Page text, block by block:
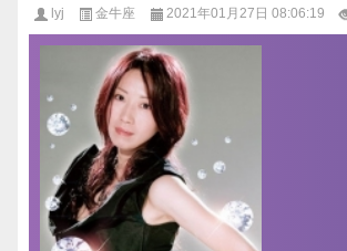
lyj 金牛座 2021年01月27日 08:06:19